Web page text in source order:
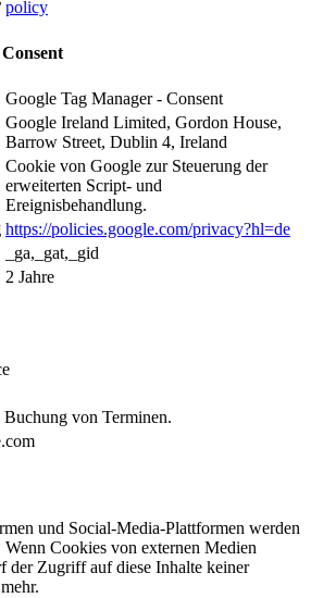
policy
Google Tag Manager - Consent
Google Ireland Limited, Gordon House,
Barrow Street, Dublin 4, Ireland
Cookie von Google zur Steuerung der
erweiterten Script- und
Ereignisbehandlung.
https://policies.google.com/privacy?hl=de
_ga,_gat,_gid
2 Jahre
Buchung von Terminen.
und Social-Media-Plattformen werden
Cookies von externen Medien
der Zugriff auf diese Inhalte keiner